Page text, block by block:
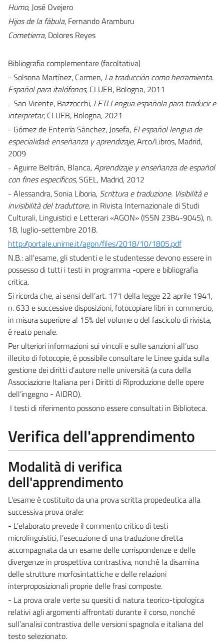
Humo, José Ovejero
Hijos de la fábula, Fernando Aramburu
Cometierra, Dolores Reyes
Bibliografia complementare (facoltativa)
- Solsona Martínez, Carmen, La traducción como herramienta.
Español para italófonos, CLUEB, Bologna, 2011
- San Vicente, Bazzocchi, LETI Lengua española para traducir e
interpretar, CLUEB, Bologna, 2021
- Gómez de Enterría Sánchez, Josefa, El español lengua de
especialidad: enseñanza y aprendizaje, Arco/Libros, Madrid,
2009
- Aguirre Beltrán, Blanca, Aprendizaje y enseñanza de español
con fines específicos, SGEL, Madrid, 2012
- Alessandra, Sonia Liboria, Scrittura e traduzione. Visibilità e
invisibilità del traduttore, in Rivista Internazionale di Studi
Culturali, Linguistici e Letterari «AGON» (ISSN 2384-9045), n.
18, luglio-settembre 2018.
http://portale.unime.it/agon/files/2018/10/1805.pdf
N.B.: all'esame, gli studenti e le studentesse devono essere in
possesso di tutti i testi in programma -opere e bibliografia
critica.
Si ricorda che, ai sensi dell’art. 171 della legge 22 aprile 1941,
n. 633 e successive disposizioni, fotocopiare libri in commercio,
in misura superiore al 15% del volume o del fascicolo di rivista,
è reato penale.
Per ulteriori informazioni sui vincoli e sulle sanzioni all’uso
illecito di fotocopie, è possibile consultare le Linee guida sulla
gestione dei diritti d’autore nelle università (a cura della
Associazione Italiana per i Diritti di Riproduzione delle opere
dell’ingegno - AIDRO).
I testi di riferimento possono essere consultati in Biblioteca.
Verifica dell'apprendimento
Modalità di verifica
dell'apprendimento
L’esame è costituito da una prova scritta propedeutica alla
successiva prova orale:
- L’elaborato prevede il commento critico di testi
microlinguistici, l’esecuzione di una traduzione diretta
accompagnata da un esame delle corrispondenze e delle
divergenze in prospettiva contrastiva, nonché la disamina
delle strutture morfosintattiche e delle relazioni
interproposizionali proprie delle frasi composte.
- La prova orale verte su quesiti di natura teorico-tipologica
relativi agli argomenti affrontati durante il corso, nonché
sull’analisi contrastiva delle versioni spagnola e italiana del
testo selezionato.